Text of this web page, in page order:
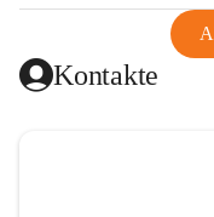
Aus diesem Grund
Schmuggel zu
Überfällen und
wirtschaftlich ging es
1926. Es folgten
Unanbringlichkeit
Kontakte